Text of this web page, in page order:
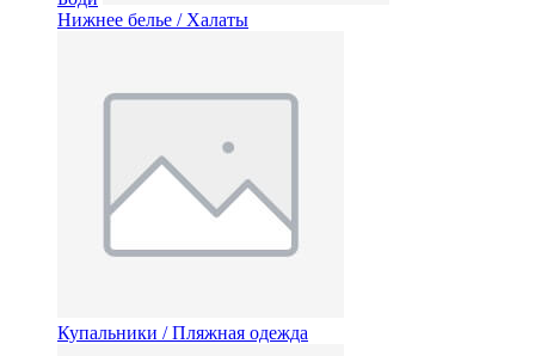
Нижнее белье / Халаты
Купальники / Пляжная одежда